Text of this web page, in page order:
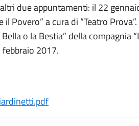
due appuntamenti: il 22
Povero” a cura di “Teatro
o la Bestia” della compagnia
febbraio 2017.